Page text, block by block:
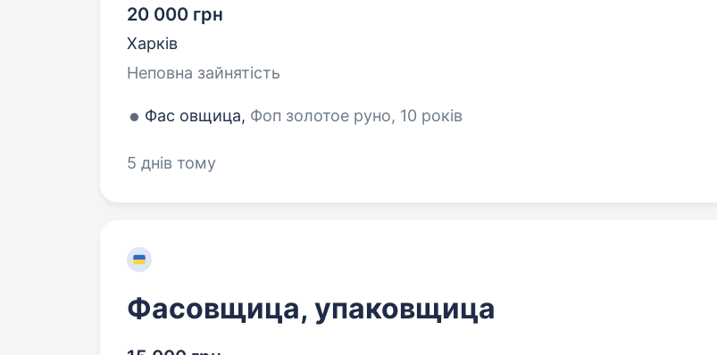
20 000 грн
Харків
Неповна зайнятість
Фас овщица, Фоп золотое руно, 10 років
5 днів тому
Фасовщица, упаковщица